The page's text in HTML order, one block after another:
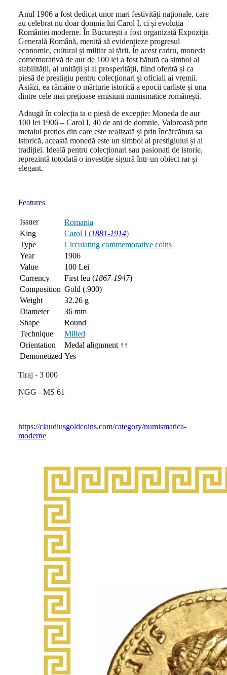
Anul 1906 a fost dedicat unor mari festivități naționale, care
au celebrat nu doar domnia lui Carol I, ci și evoluția
României moderne. În București a fost organizată Expoziția
Generală Română, menită să evidențieze progresul
economic, cultural și militar al țării. În acest cadru, moneda
comemorativă de aur de 100 lei a fost bătută ca simbol al
stabilității, al unității și al prosperității, fiind oferită și ca
piesă de prestigiu pentru colecționari și oficiali ai vremii.
Astăzi, ea rămâne o mărturie istorică a epocii carliste și una
dintre cele mai prețioase emisiuni numismatice românești.
Adaugă în colecția ta o piesă de excepție: Moneda de aur
100 lei 1906 – Carol I, 40 de ani de domnie. Valoroasă prin
metalul prețios din care este realizată și prin încărcătura sa
istorică, această monedă este un simbol al prestigiului și al
tradiției. Ideală pentru colecționari sau pasionați de istorie,
reprezintă totodată o investiție sigură într-un obiect rar și
elegant.
Features
Issuer
Romania
King
Carol I (1881-1914)
Type
Circulating commemorative coins
Year
1906
Value
100 Lei
Currency
First leu (1867-1947)
Composition Gold (.900)
Weight
32.26 g
Diameter
36 mm
Shape
Round
Technique
Milled
Orientation
Medal alignment ↑↑
Demonetized Yes
Tiraj - 3 000
NGG - MS 61
https://claudiusgoldcoins.com/category/numismatica-
moderne